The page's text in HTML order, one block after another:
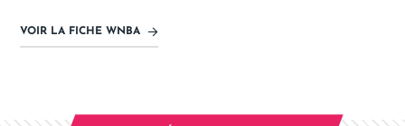
VOIR LA FICHE WNBA